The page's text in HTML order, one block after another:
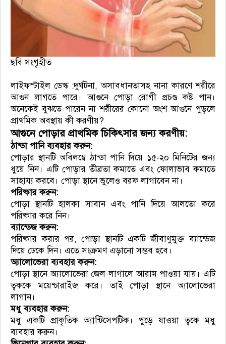
ছবি সংগৃহীত
লাইফস্টাইল ডেস্ক :দুর্ঘটনা, অসাবধানতাসহ নানা কারণে শরীরে
আগুন লাগতে পারে। আগুনে পোড়া রোগী প্রচণ্ড কষ্ট পান।
অনেকেই বুঝতে পারেন না শরীরের কোনো অংশ আগুনে পুড়লে
প্রাথমিক অবস্থায় কী করণীয়?
আগুনে পোড়ার প্রাথমিক চিকিৎসার জন্য করণীয়:
ঠান্ডা পানি ব্যবহার করুন:
পোড়ার স্থানটি অবিলম্বে ঠান্ডা পানি দিয়ে ১৫-২০ মিনিটের জন্য
ধুয়ে নিন। এটি পোড়ার তীব্রতা কমাতে এবং ফোলাভাব কমাতে
সাহায্য করবে। পোড়া স্থানে ভুলেও বরফ লাগাবেন না।
পরিষ্কার করুন:
পোড়া স্থানটি হালকা সাবান এবং পানি দিয়ে আলতো করে
পরিষ্কার করে নিন।
ব্যান্ডেজ করুন:
পরিষ্কার করার পর, পোড়া স্থানটি একটি জীবাণুমুক্ত ব্যান্ডেজ
দিয়ে ঢেকে দিন। এতে সংক্রমণ এড়ানো সম্ভব হবে।
অ্যালোভেরা ব্যবহার করুন:
পোড়া স্থানে অ্যালোভেরা জেল লাগালে আরাম পাওয়া যায়। এটি
ত্বককে ময়েশ্চারাইজ করে। তাই পোড়া স্থানে অ্যালোভেরা
লাগান।
মধু ব্যবহার করুন:
মধু একটি প্রাকৃতিক অ্যান্টিসেপটিক। পুড়ে যাওয়া ত্বকে মধু
ব্যবহার করুন।